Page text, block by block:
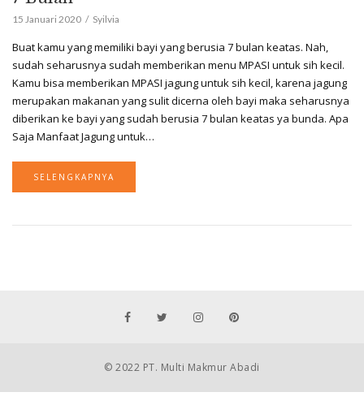
15 Januari 2020 Syilvia
Buat kamu yang memiliki bayi yang berusia 7 bulan keatas. Nah,
sudah seharusnya sudah memberikan menu MPASI untuk sih kecil.
Kamu bisa memberikan MPASI jagung untuk sih kecil, karena jagung
merupakan makanan yang sulit dicerna oleh bayi maka seharusnya
diberikan ke bayi yang sudah berusia 7 bulan keatas ya bunda. Apa
Saja Manfaat Jagung untuk…
SELENGKAPNYA
© 2022 PT. Multi Makmur Abadi